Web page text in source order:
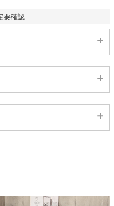
要確認